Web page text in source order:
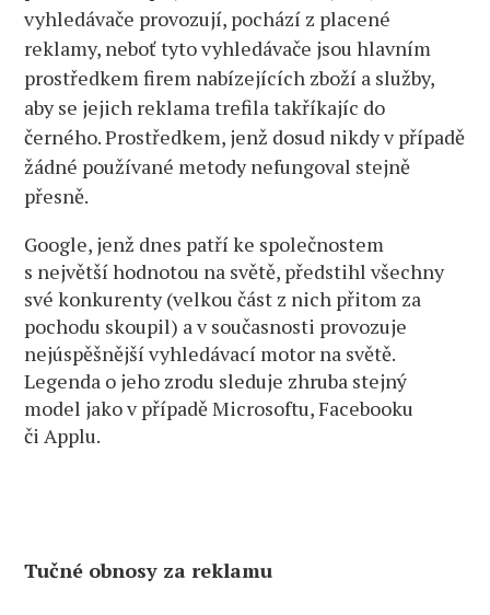
vyhledávače provozují, pochází z placené
reklamy, neboť tyto vyhledávače jsou hlavním
prostředkem firem nabízejících zboží a služby,
aby se jejich reklama trefila takříkajíc do
černého. Prostředkem, jenž dosud nikdy v případě
žádné používané metody nefungoval stejně
přesně.
Google, jenž dnes patří ke společnostem
s největší hodnotou na světě, předstihl všechny
své konkurenty (velkou část z nich přitom za
pochodu skoupil) a v současnosti provozuje
nejúspěšnější vyhledávací motor na světě.
Legenda o jeho zrodu sleduje zhruba stejný
model jako v případě Microsoftu, Facebooku
či Applu.
Tučné obnosy za reklamu